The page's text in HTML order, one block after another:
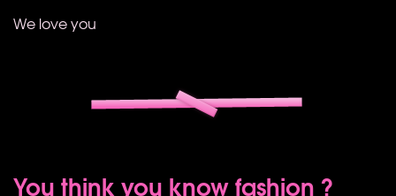
We love you
You think you know fashion ?